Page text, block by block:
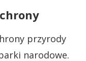
przyrody
narodowe.